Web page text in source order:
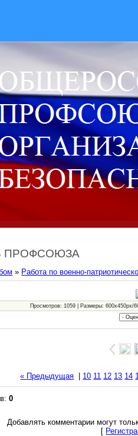
ПРОФСОЮЗА
» Работа по военно-
Просмотров: 1059 | Размеры: 600x450px/
« Предыдущая 10 11 12 13 14
0
Добавлять комментарии могут
[